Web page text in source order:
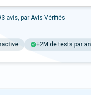
avis, par Avis Vérifiés
+2M de tests par an